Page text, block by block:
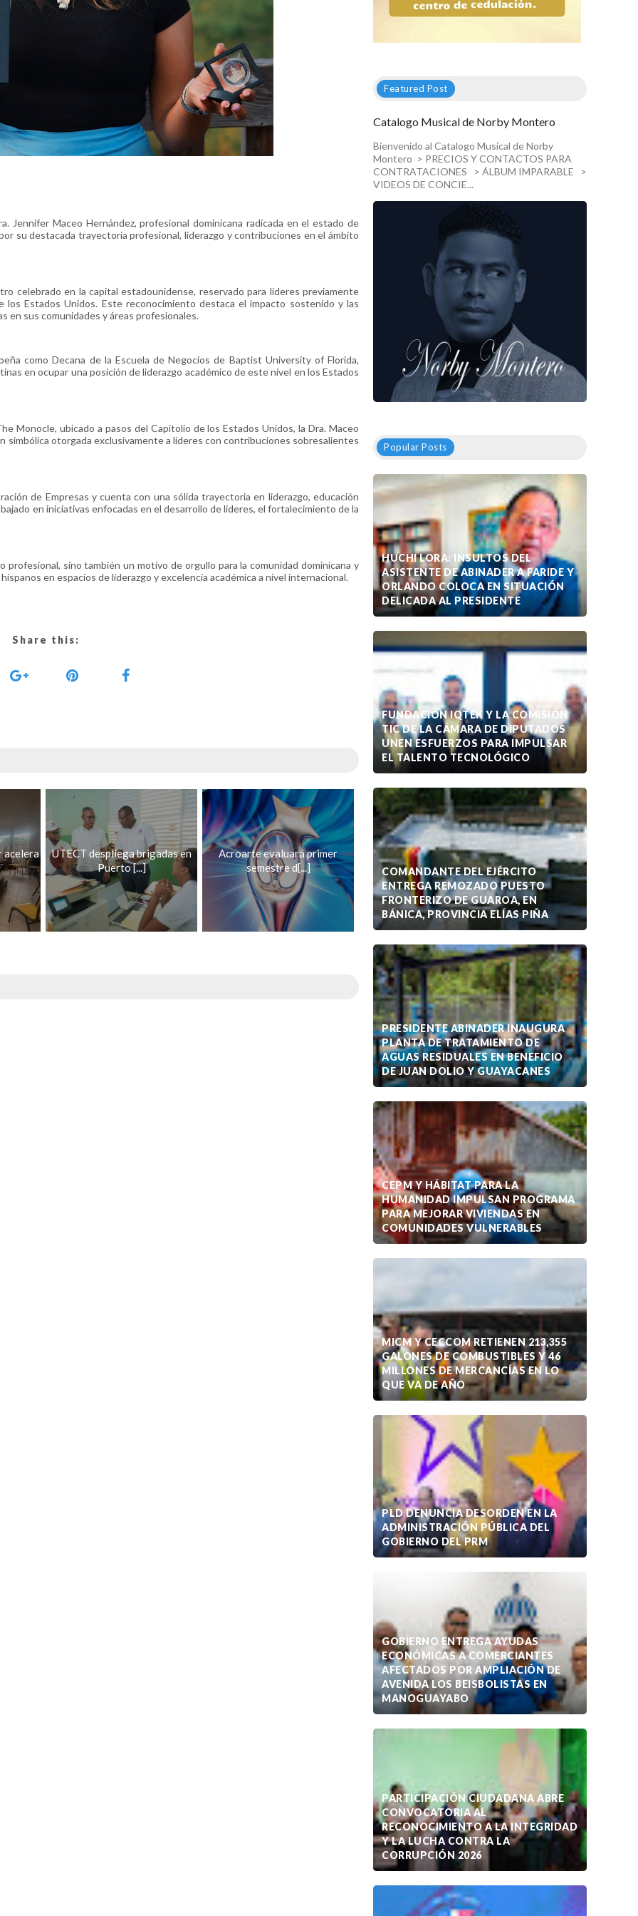
Jennifer Maceo Hernández, profesional dominicana radicada en el estado de
su destacada trayectoria profesional, liderazgo y contribuciones en el ámbito
celebrado en la capital estadounidense, reservado para líderes previamente
Estados Unidos. Este reconocimiento destaca el impacto sostenido y las
en sus comunidades y áreas profesionales.
como Decana de la Escuela de Negocios de Baptist University of Florida,
en ocupar una posición de liderazgo académico de este nivel en los Estados
Monocle, ubicado a pasos del Capitolio de los Estados Unidos, la Dra. Maceo
simbólica otorgada exclusivamente a líderes con contribuciones sobresalientes
de Empresas y cuenta con una sólida trayectoria en liderazgo, educación
en iniciativas enfocadas en el desarrollo de líderes, el fortalecimiento de la
sino también un motivo de orgullo para la comunidad dominicana y
en espacios de liderazgo y excelencia académica a nivel internacional.
Share this:
acelera
UTECT despliega brigadas en
Puerto [...]
Acroarte evaluará primer
semestre d[...]
Featured Post
Catalogo Musical de Norby Montero
Bienvenido al Catalogo Musical de Norby
Montero > PRECIOS Y CONTACTOS PARA
CONTRATACIONES > ÁLBUM IMPARABLE >
VIDEOS DE CONCIE...
Popular Posts
HUCHI LORA: INSULTOS DEL
ASISTENTE DE ABINADER A FARIDE Y
ORLANDO COLOCA EN SITUACIÓN
DELICADA AL PRESIDENTE
FUNDACIÓN IQTEK Y LA COMISIÓN
TIC DE LA CÁMARA DE DIPUTADOS
UNEN ESFUERZOS PARA IMPULSAR
EL TALENTO TECNOLÓGICO
COMANDANTE DEL EJÉRCITO
ENTREGA REMOZADO PUESTO
FRONTERIZO DE GUAROA, EN
BÁNICA, PROVINCIA ELÍAS PIÑA
PRESIDENTE ABINADER INAUGURA
PLANTA DE TRATAMIENTO DE
AGUAS RESIDUALES EN BENEFICIO
DE JUAN DOLIO Y GUAYACANES
CEPM Y HÁBITAT PARA LA
HUMANIDAD IMPULSAN PROGRAMA
PARA MEJORAR VIVIENDAS EN
COMUNIDADES VULNERABLES
MICM Y CECCOM RETIENEN 213,355
GALONES DE COMBUSTIBLES Y 46
MILLONES DE MERCANCÍAS EN LO
QUE VA DE AÑO
PLD DENUNCIA DESORDEN EN LA
ADMINISTRACIÓN PÚBLICA DEL
GOBIERNO DEL PRM
GOBIERNO ENTREGA AYUDAS
ECONÓMICAS A COMERCIANTES
AFECTADOS POR AMPLIACIÓN DE
AVENIDA LOS BEISBOLISTAS EN
MANOGUAYABO
PARTICIPACIÓN CIUDADANA ABRE
CONVOCATORIA AL
RECONOCIMIENTO A LA INTEGRIDAD
Y LA LUCHA CONTRA LA
CORRUPCIÓN 2026